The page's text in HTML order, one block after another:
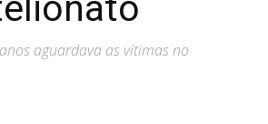
aguardava as vítimas no